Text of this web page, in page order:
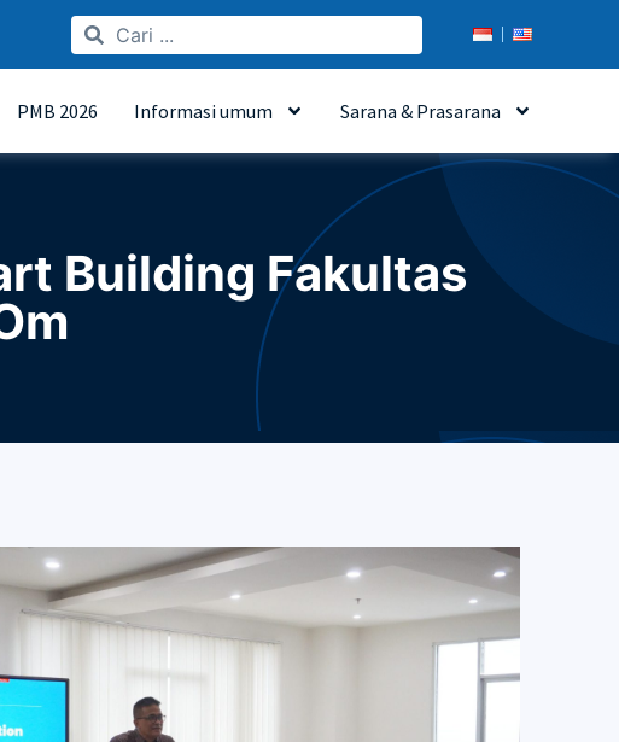
PMB 2026 Informasi umum Sarana & Prasarana
Building Fakultas